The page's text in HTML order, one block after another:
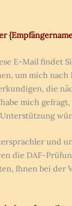
E-Mail findet
um mich nach
die
mich gefragt,
und
die DAF-
Ihnen bei der